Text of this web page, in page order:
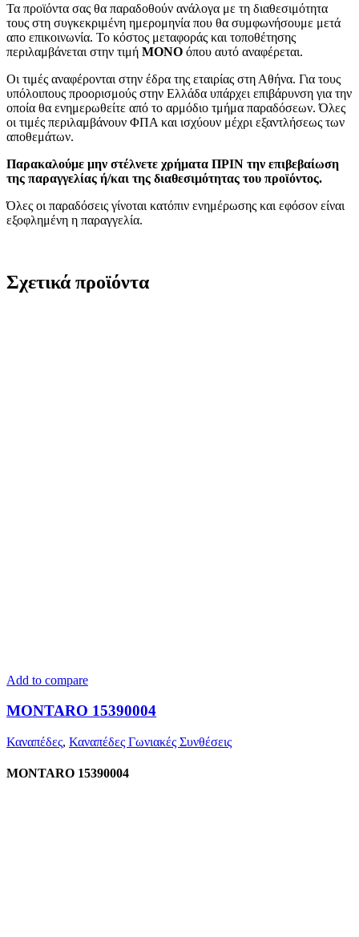
Τα προϊόντα σας θα παραδοθούν ανάλογα με τη διαθεσιμότητα
τους στη συγκεκριμένη ημερομηνία που θα συμφωνήσουμε μετά
απο επικοινωνία. Το κόστος μεταφοράς και τοποθέτησης
περιλαμβάνεται στην τιμή MONO όπου αυτό αναφέρεται.
Οι τιμές αναφέρονται στην έδρα της εταιρίας στη Αθήνα. Για τους
υπόλοιπους προορισμούς στην Ελλάδα υπάρχει επιβάρυνση για την
οποία θα ενημερωθείτε από το αρμόδιο τμήμα παραδόσεων. Όλες
οι τιμές περιλαμβάνουν ΦΠΑ και ισχύουν μέχρι εξαντλήσεως των
αποθεμάτων.
Παρακαλούμε μην στέλνετε χρήματα ΠΡΙΝ την επιβεβαίωση
της παραγγελίας ή/και της διαθεσιμότητας του προϊόντος.
Όλες οι παραδόσεις γίνοται κατόπιν ενημέρωσης και εφόσον είναι
εξοφλημένη η παραγγελία.
Σχετικά προϊόντα
Add to compare
MONTARO 15390004
Καναπέδες, Καναπέδες Γωνιακές Συνθέσεις
MONTARO 15390004